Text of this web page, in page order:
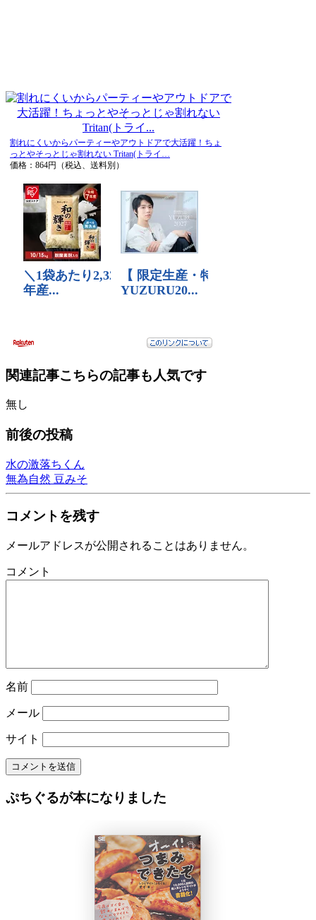
割れにくいからパーティーやアウトドアで大活躍！ちょ
っとやそっとじゃ割れない Tritan(トライ…
価格：864円（税込、送料別）
関連記事こちらの記事も人気です
無し
前後の投稿
水の激落ちくん
無為自然 豆みそ
コメントを残す
メールアドレスが公開されることはありません。
コメント
名前
メール
サイト
ぷちぐるが本になりました